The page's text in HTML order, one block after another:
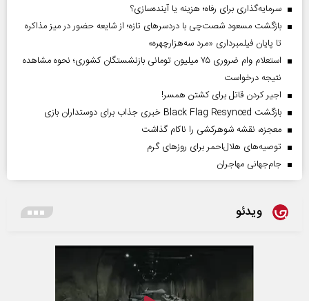
سرمایه‌گذاری برای رفاه؛ هزینه یا آینده‌سازی؟
بازگشت مسعود شصت‌چی با دردسر‌های تازه؛ از شایعه حضور در میز مذاکره
تا پایان فیلمبرداری «مرد سه‌هزارچهره»
استعلام وام ضروری ۷۵ میلیون تومانی بازنشستگان کشوری؛ نحوه مشاهده
نتیجه درخواست
اجیر کردن قاتل برای کشتن همسر!
بازگشت Black Flag Resynced خبری جذاب برای دوستداران بازی
معجزه، نقشه شوهرکشی را ناکام گذاشت
توصیه‌های هلال‌احمر برای روز‌های گرم
جام‌جهانی مهاجران
ویدئو